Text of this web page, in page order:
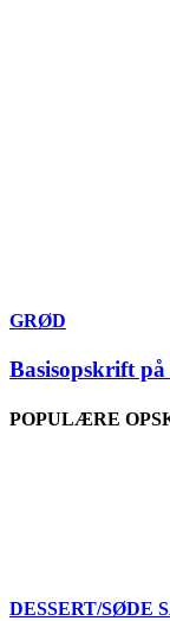
GRØD
Basisopskrift
POPULÆRE
DESSERT/SØDE